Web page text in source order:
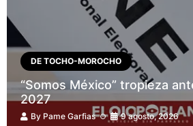
DE TOCHO-MOROCHO
“Somos México” tropieza
2027
By Pame Garfias 9 agosto, 2026